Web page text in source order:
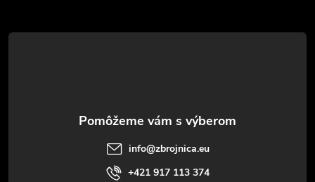
á
info@zbrojnica.eu
+421 917 113 374